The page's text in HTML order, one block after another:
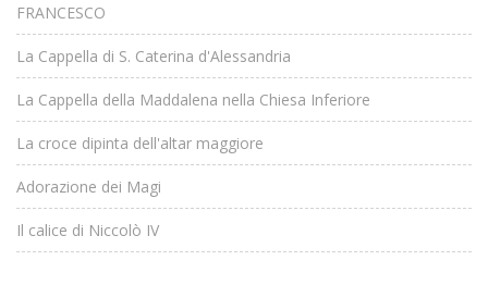
FRANCESCO
La Cappella di S. Caterina d'Alessandria
La Cappella della Maddalena nella Chiesa Inferiore
La croce dipinta dell'altar maggiore
Adorazione dei Magi
Il calice di Niccolò IV